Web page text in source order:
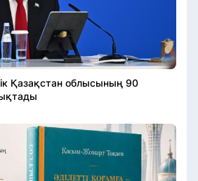
Қазақстан облысының 90